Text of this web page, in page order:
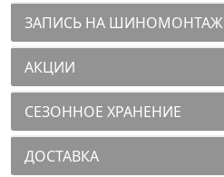
ЗАПИСЬ НА ШИНОМОНТАЖ
АКЦИИ
СЕЗОННОЕ ХРАНЕНИЕ
ДОСТАВКА